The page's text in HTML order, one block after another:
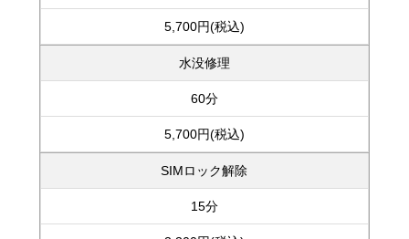
5,700円(税込)
水没修理
60分
5,700円(税込)
SIMロック解除
15分